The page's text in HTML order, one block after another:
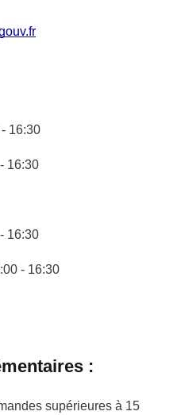
16:30
16:30
16:30
- 16:30
:
supérieures à 15